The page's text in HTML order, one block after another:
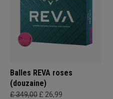
Balles REVA roses
(douzaine)
£ 349,00 £ 26,99